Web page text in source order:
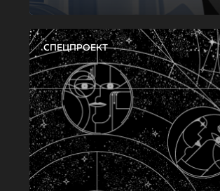
СПЕЦПРОЕКТ